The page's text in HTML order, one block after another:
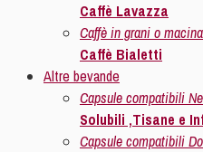
Caffè Lavazza
Caffè in grani o
Caffè Bialetti
Altre bevande
Capsule compatibili
Solubili ,Tisane e
Capsule compatibili